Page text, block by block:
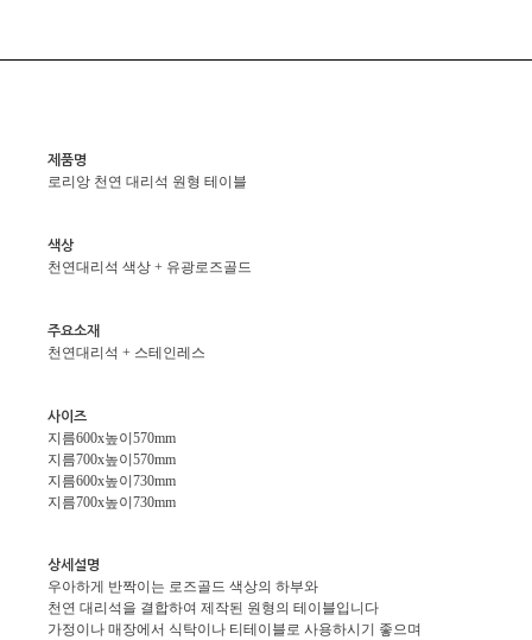
제품명
로리앙 천연 대리석 원형 테이블
색상
천연대리석 색상 + 유광로즈골드
주요소재
천연대리석 + 스테인레스
사이즈
지름600x높이570mm
지름700x높이570mm
지름600x높이730mm
지름700x높이730mm
상세설명
우아하게 반짝이는 로즈골드 색상의 하부와
천연 대리석을 결합하여 제작된 원형의 테이블입니다
가정이나 매장에서 식탁이나 티테이블로 사용하시기 좋으며